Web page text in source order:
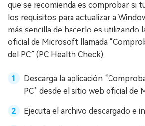
que se recomienda es comprobar si
los requisitos para actualizar a
más sencilla de hacerlo es utilizando
oficial de Microsoft llamada
del PC” (PC Health Check).
Descarga la aplicación
PC” desde el sitio web oficial de
Ejecuta el archivo descargado e